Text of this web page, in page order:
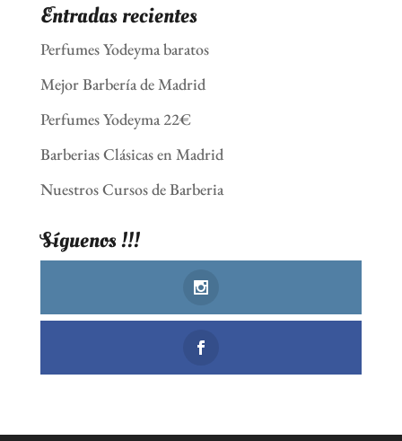
Entradas recientes
Perfumes Yodeyma baratos
Mejor Barbería de Madrid
Perfumes Yodeyma 22€
Barberias Clásicas en Madrid
Nuestros Cursos de Barberia
Síguenos !!!